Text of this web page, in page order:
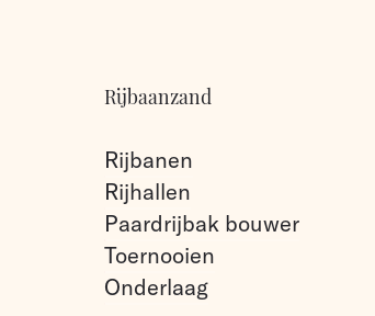
Rijbaanzand
Rijbanen
Rijhallen
Paardrijbak bouwer
Toernooien
Onderlaag